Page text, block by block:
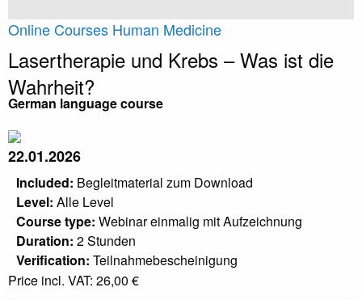
Online Courses Human Medicine
Lasertherapie und Krebs – Was ist die
Wahrheit?
German language course
22.01.2026
Included: Begleitmaterial zum Download
Level: Alle Level
Course type: Webinar einmalig mit Aufzeichnung
Duration: 2 Stunden
Verification: Teilnahmebescheinigung
Price incl. VAT: 26,00 €